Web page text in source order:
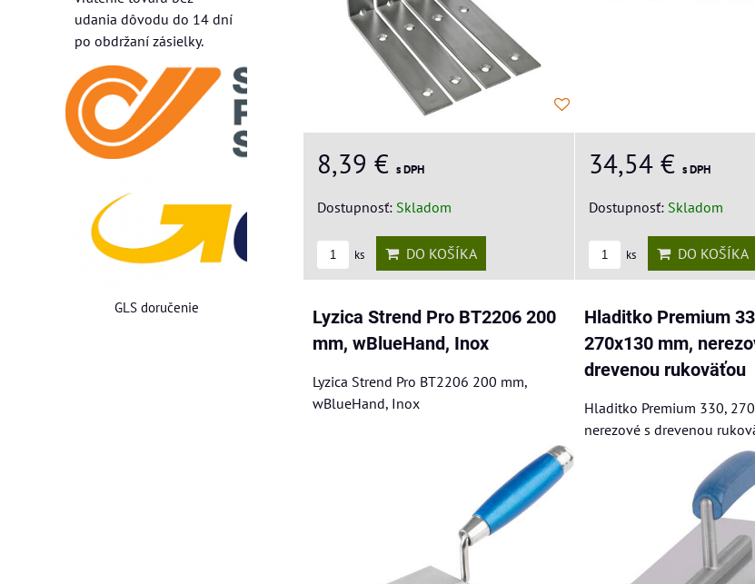
8,39 € s DPH
Dostupnosť: Skladom
ks DO KOŠÍKA
34,54 € s DPH
Dostupnosť: Skladom
ks DO KOŠÍKA
Lyzica Strend Pro BT2206 200
mm, wBlueHand, Inox
Lyzica Strend Pro BT2206 200 mm,
wBlueHand, Inox
Hladitko Premium
270x130 mm,
drevenou rukoväťou
Hladitko Premium 330,
nerezové s drevenou
udania dôvodu do 14 dní
po obdržaní zásielky.
GLS doručenie